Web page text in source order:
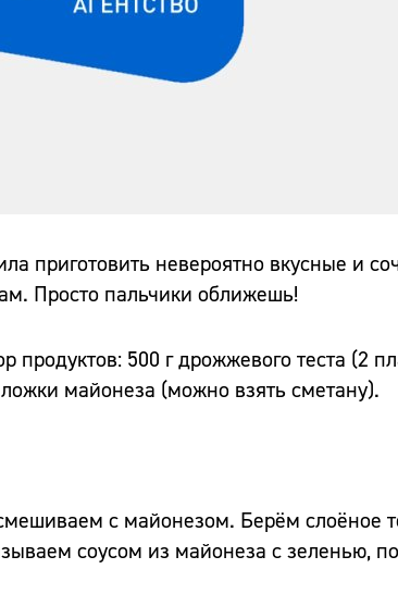
приготовить невероятно вкусные и
Просто пальчики оближешь!
500 г дрожжевого теста (2
майонеза (можно взять сметану).
с майонезом. Берём слоёное
соусом из майонеза с зеленью,